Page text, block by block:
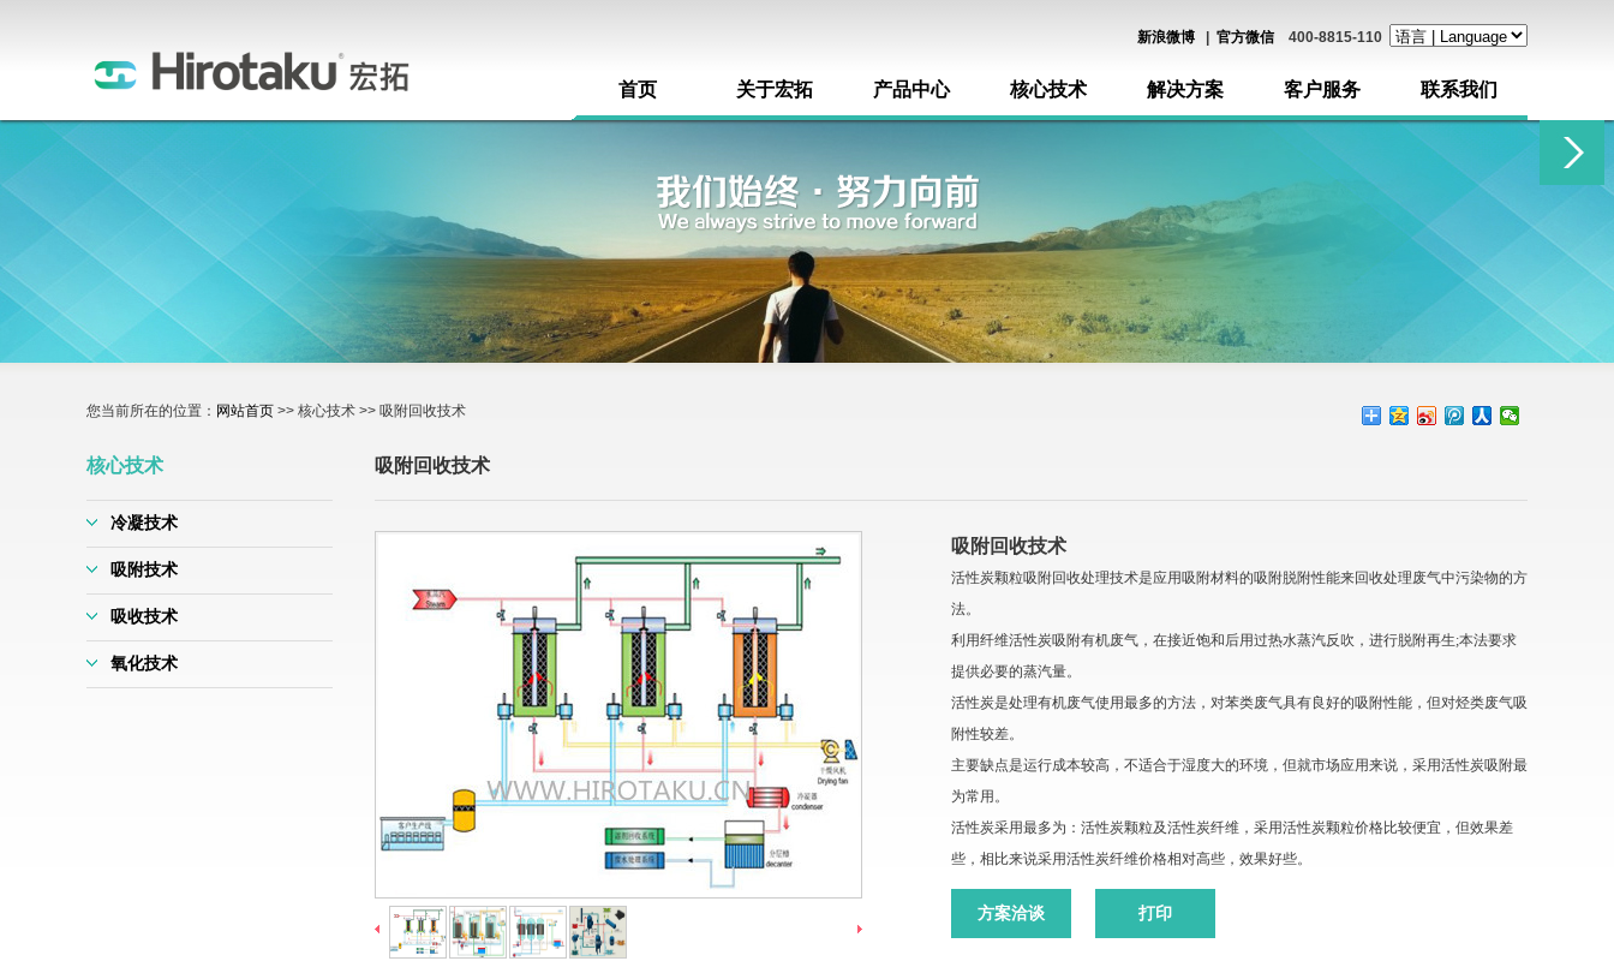
新浪微博 官方微信 400-8815-110
首页 关于宏拓 产品中心 核心技术 解决方案 客户服务 联系我们
您当前所在的位置： 网站首页 >> 核心技术 >> 吸附回收技术
核心技术
冷凝技术
吸附技术
吸收技术
氧化技术
吸附回收技术
吸附回收技术
活性炭颗粒吸附回收处理技术是应用吸附材料的吸附脱附性能来回收处理废气中污染物的方
法。
利用纤维活性炭吸附有机废气，在接近饱和后用过热水蒸汽反吹，进行脱附再生;本法要求
提供必要的蒸汽量。
活性炭是处理有机废气使用最多的方法，对苯类废气具有良好的吸附性能，但对烃类废气吸
附性较差。
主要缺点是运行成本较高，不适合于湿度大的环境，但就市场应用来说，采用活性炭吸附最
为常用。
活性炭采用最多为：活性炭颗粒及活性炭纤维，采用活性炭颗粒价格比较便宜，但效果差
些，相比来说采用活性炭纤维价格相对高些，效果好些。
方案洽谈 打印